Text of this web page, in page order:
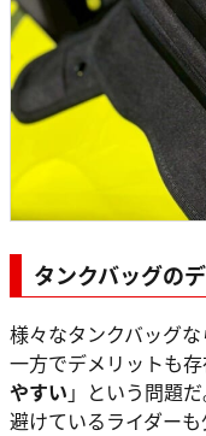
タンクバッグの
様々なタンクバッグな
一方でデメリットも
やすい 」という問題
避けているライダーも